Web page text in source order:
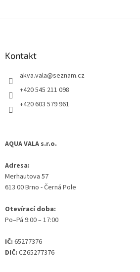
Kontakt
akva.vala@seznam.cz
+420 545 211 098
+420 603 579 961
AQUA VALA s.r.o.
Adresa:
Merhautova 57
613 00 Brno - Černá Pole
Otevírací doba:
Po–Pá 9:00 – 17:00
IČ: 65277376
DIČ: CZ65277376